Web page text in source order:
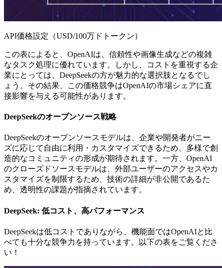
API価格設定（USD/100万ドトークン）
この表によると、OpenAIは、信頼性や画像生成などの複雑
なタスク処理に優れています。しかし、コストを重視する企
業にとっては、DeepSeekの方が魅力的な選択肢となるでし
ょう。その結果、この価格競争はOpenAIの市場シェアに直
接影響を与える可能性があります。
DeepSeekのオープンソース戦略
DeepSeekのオープンソースモデルは、企業や開発者がニー
ズに応じて自由に利用・カスタマイズできるため、多様で創
造的なコミュニティの形成が期待されます。一方、OpenAI
のクローズドソースモデルは、外部ユーザーのアクセスやカ
スタマイズを制限するため、技術の詳細が非公開であるた
め、透明性の課題が指摘されています。
DeepSeek: 低コスト、高パフォーマンス
DeepSeekは低コストでありながら、機能面ではOpenAIと比
べても十分な競争力を持っています。以下の表をご覧くださ
い！